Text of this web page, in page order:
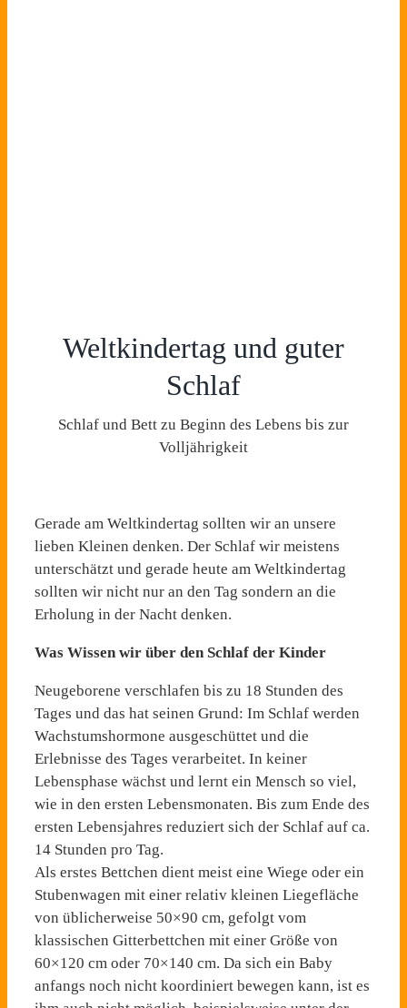
Weltkindertag und guter
Schlaf
Schlaf und Bett zu Beginn des Lebens bis zur
Volljährigkeit
Gerade am Weltkindertag sollten wir an unsere
lieben Kleinen denken. Der Schlaf wir meistens
unterschätzt und gerade heute am Weltkindertag
sollten wir nicht nur an den Tag sondern an die
Erholung in der Nacht denken.
Was Wissen wir über den Schlaf der Kinder
Neugeborene verschlafen bis zu 18 Stunden des
Tages und das hat seinen Grund: Im Schlaf werden
Wachstumshormone ausgeschüttet und die
Erlebnisse des Tages verarbeitet. In keiner
Lebensphase wächst und lernt ein Mensch so viel,
wie in den ersten Lebensmonaten. Bis zum Ende des
ersten Lebensjahres reduziert sich der Schlaf auf ca.
14 Stunden pro Tag.
Als erstes Bettchen dient meist eine Wiege oder ein
Stubenwagen mit einer relativ kleinen Liegefläche
von üblicherweise 50×90 cm, gefolgt vom
klassischen Gitterbettchen mit einer Größe von
60×120 cm oder 70×140 cm. Da sich ein Baby
anfangs noch nicht koordiniert bewegen kann, ist es